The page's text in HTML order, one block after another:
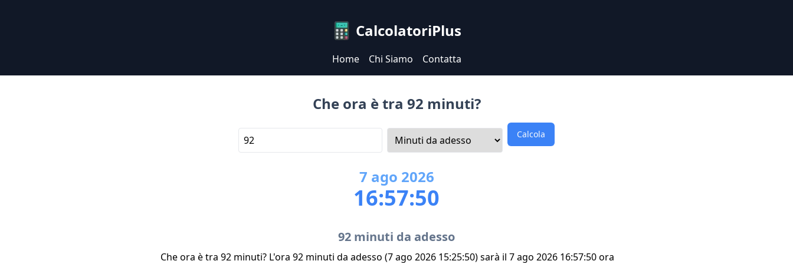
CalcolatoriPlus
Home Chi Siamo Contatta
Che ora è tra 92 minuti?
Calcola
7 ago 2026
16:57:50
92 minuti da adesso
Che ora è tra 92 minuti? L'ora 92 minuti da adesso (7 ago 2026 15:25:50) sarà il 7 ago 2026 16:57:50 ora